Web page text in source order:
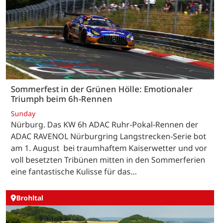
Sommerfest in der Grünen Hölle: Emotionaler
Triumph beim 6h-Rennen
Sunday
Nürburg. Das KW 6h ADAC Ruhr-Pokal-Rennen der
ADAC RAVENOL Nürburgring Langstrecken-Serie bot
am 1. August bei traumhaftem Kaiserwetter und vor
voll besetzten Tribünen mitten in den Sommerferien
eine fantastische Kulisse für das…
Brohltal